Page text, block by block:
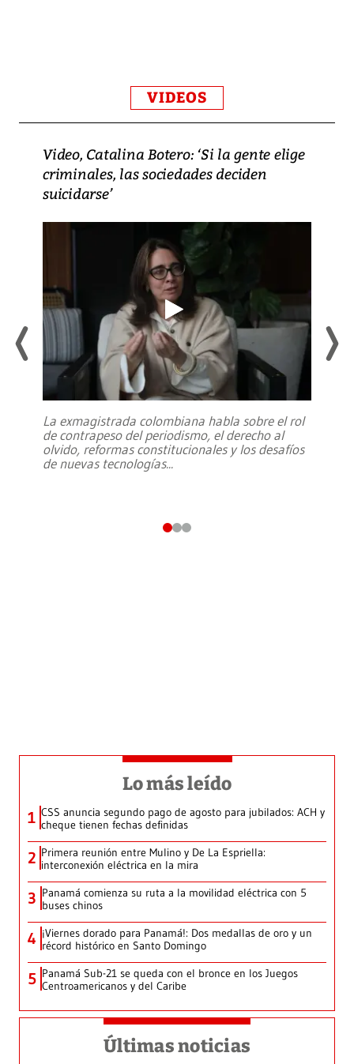
VIDEOS
Video, Catalina Botero: ‘Si la gente elige
criminales, las sociedades deciden
suicidarse’
La exmagistrada colombiana habla sobre el rol
de contrapeso del periodismo, el derecho al
olvido, reformas constitucionales y los desafíos
de nuevas tecnologías...
Lo más leído
1 CSS anuncia segundo pago de agosto para jubilados: ACH y
cheque tienen fechas definidas
2 Primera reunión entre Mulino y De La Espriella:
interconexión eléctrica en la mira
3 Panamá comienza su ruta a la movilidad eléctrica con 5
buses chinos
4 ¡Viernes dorado para Panamá!: Dos medallas de oro y un
récord histórico en Santo Domingo
5 Panamá Sub-21 se queda con el bronce en los Juegos
Centroamericanos y del Caribe
Últimas noticias